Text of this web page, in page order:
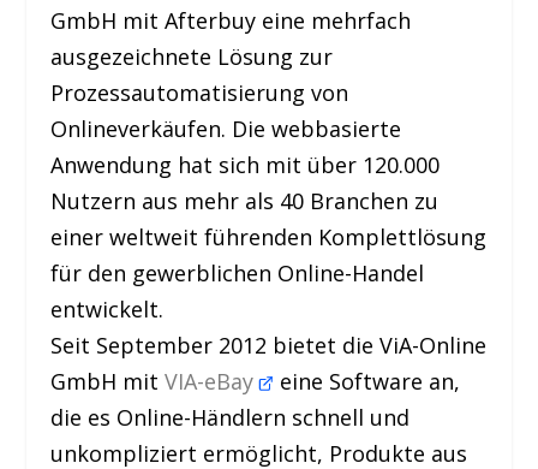
GmbH mit Afterbuy eine mehrfach
ausgezeichnete Lösung zur
Prozessautomatisierung von
Onlineverkäufen. Die webbasierte
Anwendung hat sich mit über 120.000
Nutzern aus mehr als 40 Branchen zu
einer weltweit führenden Komplettlösung
für den gewerblichen Online-Handel
entwickelt.
Seit September 2012 bietet die ViA-Online
GmbH mitVIA-eBay
eine Software an,
die es Online-Händlern schnell und
unkompliziert ermöglicht, Produkte aus